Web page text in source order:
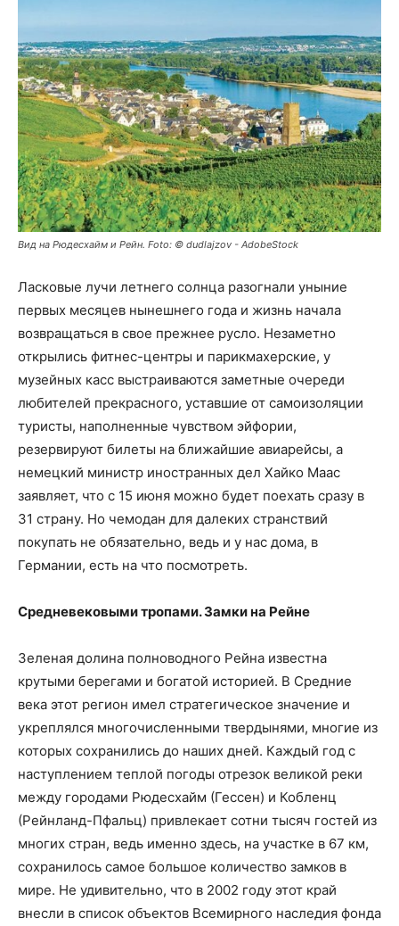
Вид на Рюдесхайм и Рейн. Foto: © dudlajzov - AdobeStock
Ласковые лучи летнего солнца разогнали уныние
первых месяцев нынешнего года и жизнь начала
возвращаться в свое прежнее русло. Незаметно
открылись фитнес-центры и парикмахерские, у
музейных касс выстраиваются заметные очереди
любителей прекрасного, уставшие от самоизоляции
туристы, наполненные чувством эйфории,
резервируют билеты на ближайшие авиарейсы, а
немецкий министр иностранных дел Хайко Маас
заявляет, что с 15 июня можно будет поехать сразу в
31 страну. Но чемодан для далеких странствий
покупать не обязательно, ведь и у нас дома, в
Германии, есть на что посмотреть.
Средневековыми тропами. Замки на Рейне
Зеленая долина полноводного Рейна известна
крутыми берегами и богатой историей. В Средние
века этот регион имел стратегическое значение и
укреплялся многочисленными твердынями, многие из
которых сохранились до наших дней. Каждый год с
наступлением теплой погоды отрезок великой реки
между городами Рюдесхайм (Гессен) и Кобленц
(Рейн­ланд-Пфальц) привлекает сотни тысяч гостей из
многих стран, ведь именно здесь, на участке в 67 км,
сохранилось самое большое количество замков в
мире. Не удивительно, что в 2002 году этот край
внесли в список объектов Всемирного наследия фонда